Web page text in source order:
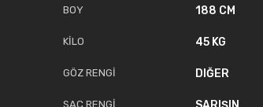
BOY 188 CM
KİLO 45 KG
GÖZ RENGİ DIĞER
SAÇ RENGİ